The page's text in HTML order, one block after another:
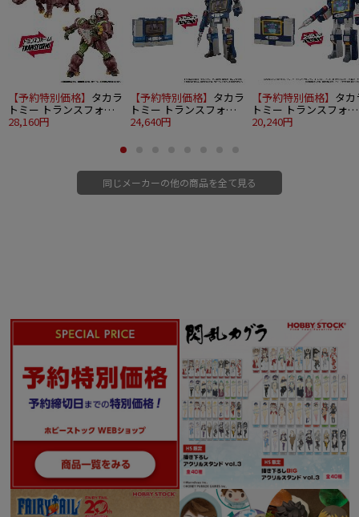
【予約特別価格】 タカラ
トミー トランスフォー
マー MPG-26 デストロン
28,160円
【予約特別価格】 タカラ
トミー トランスフォー
マー ミッシングリンク
24,640円
【予約特別価格】 タカ
トミー トランスフォー
マー ミッシングリンク
20,240円
同じメーカーの他の商品を全て見る